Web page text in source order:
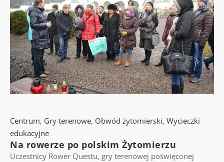
Centrum, Gry terenowe, Obwód żytomierski,Wycieczki
edukacyjne
Na rowerze po polskim Żytomierzu
Uczestnicy Rower Questu, gry terenowej poświęconej